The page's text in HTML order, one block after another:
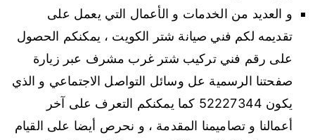
و العديد من الخدمات و الأعمال التي يعمل على
تقديمه لكم فني صيانة شتر الكويت ، يمكنكم الحصول
على رقم فني تركيب شتر غرب مشرف عبر زيارة
صفحتنا الرسمية عل وسائل التواصل الاجتماعي و الذي
يكون 52227344 كما يمكنكم التعرف على آخر
أعمالنا و تصاميمنا المقدمة ، و نحرص أيضا على القيام